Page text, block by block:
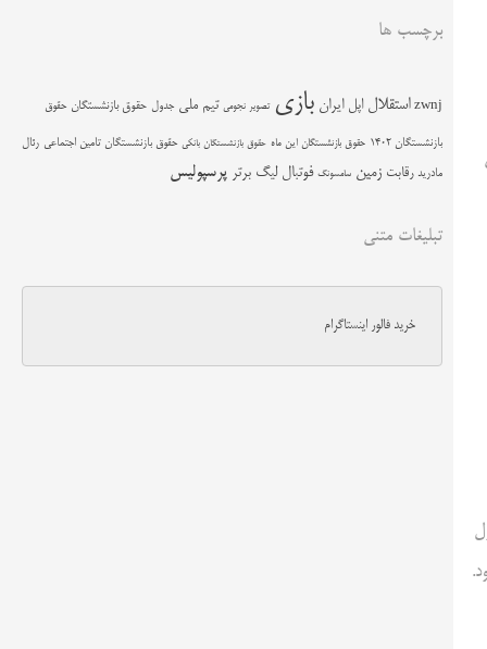
برچسب ها
zwnj استقلال اپل ایران بازی تصویر نجومی تیم ملی جدول حقوق بازنشستگان حقوق
بازنشستگان 1402 حقوق بازنشستگان این ماه حقوق بازنشستگان بانکی حقوق بازنشستگان تامین اجتماعی رئال
مادرید رقابت زمین سامسونگ فوتبال لیگ برتر پرسپولیس
تبلیغات متنی
خرید فالور اینستاگرام